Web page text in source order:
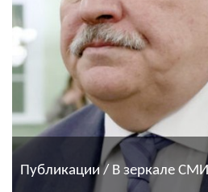
Публикации / В зеркале СМИ